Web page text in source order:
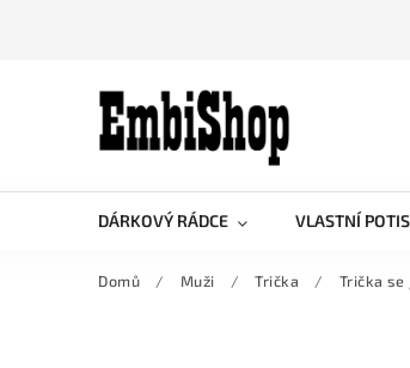
DÁRKOVÝ RÁDCE VLASTNÍ
Domů / Muži / Trička / Trička se